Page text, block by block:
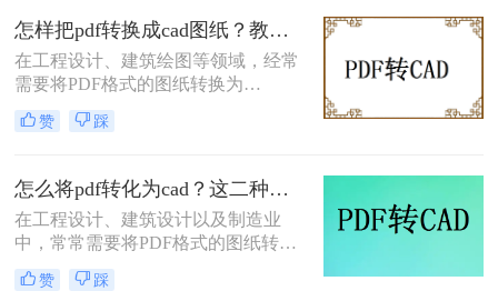
CAD图纸的方法，帮助您根据不同的
需求选择最合适的方式。
怎样把pdf转换成cad图纸？教你4种便捷转换操作！
在工程设计、建筑绘图等领域，经常
需要将PDF格式的图纸转换为
CAD（计算机辅助设计）格式，以便
进行进一步的编辑和修改。那么怎样
四种将PDF转换成CAD图纸的高效方
法。每种方法都有其独特的优势和适
用场景，用户可以根据自己的需求选
择最合适的方法。
赞 踩
怎么将pdf转化为cad？这二种转换方法试试！
在工程设计、建筑设计以及制造业
中，常常需要将PDF格式的图纸转换
为CAD（如DWG或DXF）格式以便
进行编辑和修改。那么怎么将pdf转化
赞 踩